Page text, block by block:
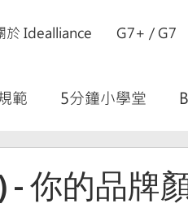
於 Idealliance G7+ / G7
範 5分鐘小學堂
- 你的品牌